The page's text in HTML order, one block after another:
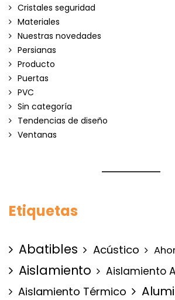
Cristales seguridad
Materiales
Nuestras novedades
Persianas
Producto
Puertas
PVC
Sin categoría
Tendencias de diseño
Ventanas
Etiquetas
Abatibles Acústico
Aislamiento Aislamiento
Aislamiento Térmico